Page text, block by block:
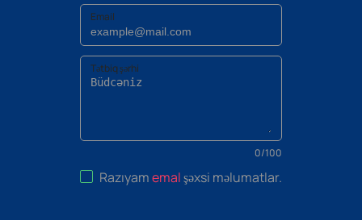
Email
Tətbiq şərhi
0/100
Razıyamemalşəxsi məlumatlar.